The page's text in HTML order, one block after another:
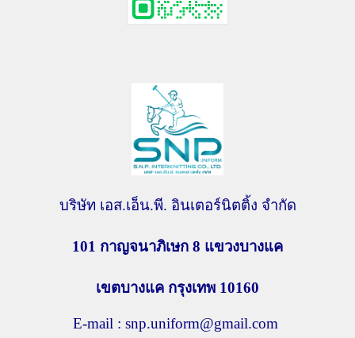
บริษัท เอส.เอ็น.พี. อินเตอร์นิตติ้ง จำกัด
101 กาญจนาภิเษก 8 แขวงบางแค
เขตบางแค กรุงเทพ 10160
E-mail : snp.uniform@gmail.com